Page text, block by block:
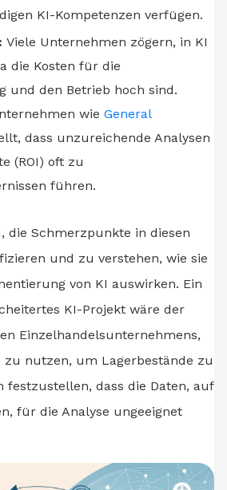
KI-Kompetenzen verfügen.
Viele Unternehmen zögern, in KI
die Kosten für die
und den Betrieb hoch sind.
wie General
dass unzureichende Analysen
(ROI) oft zu
führen.
die Schmerzpunkte in diesen
und zu verstehen, wie sie
von KI auswirken. Ein
KI-Projekt wäre der
Einzelhandelsunternehmens,
zu nutzen, um Lagerbestände zu
dass die Daten, auf
für die Analyse ungeeignet